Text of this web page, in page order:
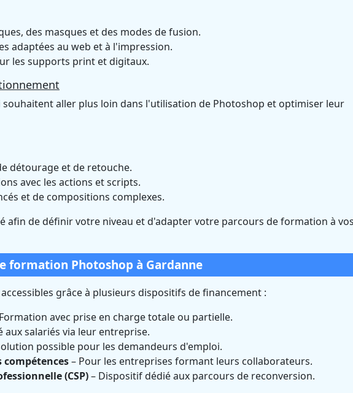
des masques et des modes de fusion.
adaptées au web et à l'impression.
les supports print et digitaux.
souhaitent aller plus loin dans l'utilisation de Photoshop et optimiser leur
détourage et de retouche.
avec les actions et scripts.
et de compositions complexes.
afin de définir votre niveau et d'adapter votre parcours de formation à vos
formation Photoshop à Gardanne
grâce à plusieurs dispositifs de financement :
avec prise en charge totale ou partielle.
aux salariés via leur entreprise.
possible pour les demandeurs d'emploi.
compétences– Pour les entreprises formant leurs collaborateurs.
(CSP)– Dispositif dédié aux parcours de reconversion.